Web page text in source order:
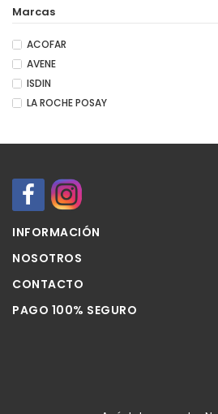
Marcas
ACOFAR
AVENE
ISDIN
LA ROCHE POSAY
INFORMACIÓN
NOSOTROS
CONTACTO
PAGO 100% SEGURO